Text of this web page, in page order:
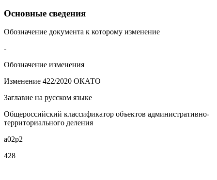
Основные сведения
Обозначение документа к которому изменение
-
Обозначение изменения
Изменение 422/2020 ОКАТО
Заглавие на русском языке
Общероссийский классификатор объектов административно-
территориального деления
a02p2
428